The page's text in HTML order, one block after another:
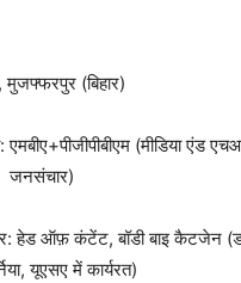
(बिहार)
एमबीए+पीजीपीबीएम (मीडिया एंड
जनसंचार)
हेड ऑफ़ कंटेंट, बॉडी बाइ कैटजेन
यूएसए में कार्यरत)